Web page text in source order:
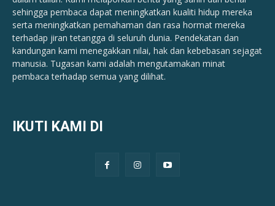
sehingga pembaca dapat meningkatkan kualiti hidup mereka
serta meningkatkan pemahaman dan rasa hormat mereka
terhadap jiran tetangga di seluruh dunia. Pendekatan dan
kandungan kami menegakkan nilai, hak dan kebebasan sejagat
manusia. Tugasan kami adalah mengutamakan minat
pembaca terhadap semua yang dilihat.
IKUTI KAMI DI